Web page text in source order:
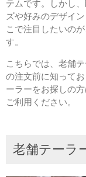
テムです。しかし
ズや好みのデザイ
こで注目したいの
す。
こちらでは、老舗
の注文前に知って
ーラーをお探しの
ご利用ください。
老舗テーラ